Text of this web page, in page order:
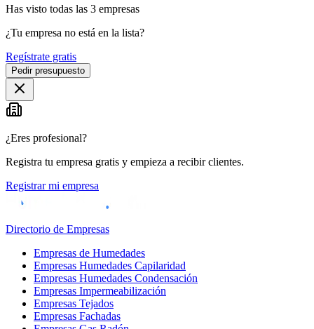
Has visto todas las 3 empresas
¿Tu empresa no está en la lista?
Regístrate gratis
Pedir presupuesto
¿Eres profesional?
Registra tu empresa gratis y empieza a recibir clientes.
Registrar mi empresa
Directorio de Empresas
Empresas de Humedades
Empresas Humedades Capilaridad
Empresas Humedades Condensación
Empresas Impermeabilización
Empresas Tejados
Empresas Fachadas